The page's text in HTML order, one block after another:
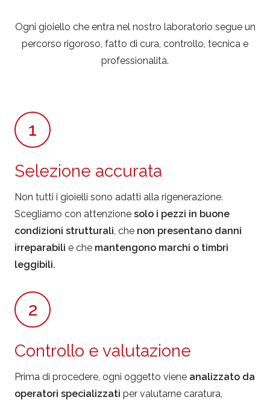
Ogni gioiello che entra nel nostro laboratorio segue un
percorso rigoroso, fatto di cura, controllo, tecnica e
professionalità.
1
Selezione accurata
Non tutti i gioielli sono adatti alla rigenerazione.
Scegliamo con attenzione solo i pezzi in buone
condizioni strutturali , che non presentano danni
irreparabili e che mantengono marchi o timbri
leggibili.
2
Controllo e valutazione
Prima di procedere, ogni oggetto viene analizzato da
operatori specializzati per valutarne caratura,